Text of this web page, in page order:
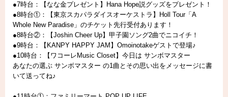
●7時台：【なな金プレゼント】Hana Hope説グッズをプレゼント！
●8時台①：【東京スカパラダイスオーケストラ】Holl Tour「A
Whole New Paradise」のチケット先行受付あります！
●8時台②：【Joshin Cheer Up】甲子園ソング2曲でニコイチ！
●9時台：【KANPY HAPPY JAM】Omoinotakeゲストで登場♪
●10時台：【ワコーレMusic Closet】今日は サンボマスター
あなたの選ぶ サンボマスター の1曲とその思い出をメッセージに書
いて送ってね♪